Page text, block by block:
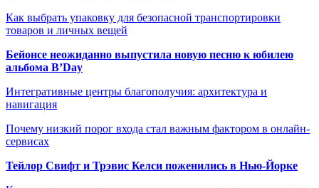
Как выбрать упаковку для безопасной транспортировки
товаров и личных вещей
Бейонсе неожиданно выпустила новую песню к юбилею
альбома B’Day
Интегративные центры благополучия: архитектура и
навигация
Почему низкий порог входа стал важным фактором в онлайн-
сервисах
Тейлор Свифт и Трэвис Келси поженились в Нью-Йорке